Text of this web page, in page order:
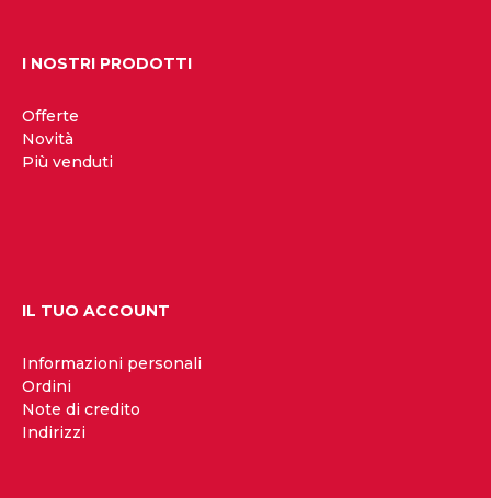
I NOSTRI PRODOTTI
Offerte
Novità
Più venduti
IL TUO ACCOUNT
Informazioni personali
Ordini
Note di credito
Indirizzi